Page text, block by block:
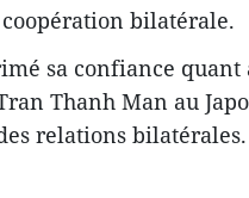
bilatérale.
sa confiance quant
Thanh Man au
relations